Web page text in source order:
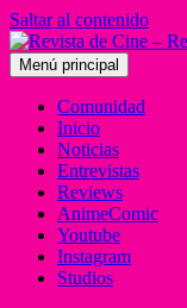
Saltar al contenido
Menú principal
Comunidad
Inicio
Noticias
Entrevistas
Reviews
AnimeComic
Youtube
Instagram
Studios